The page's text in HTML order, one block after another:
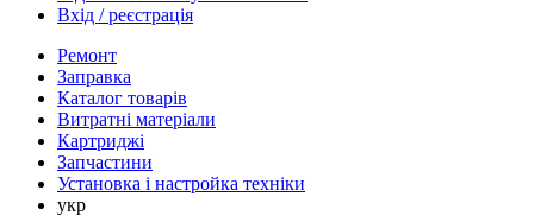
Вхід / реєстрація
Ремонт
Заправка
Каталог товарів
Витратні матеріали
Картриджі
Запчастини
Установка і настройка техніки
укр